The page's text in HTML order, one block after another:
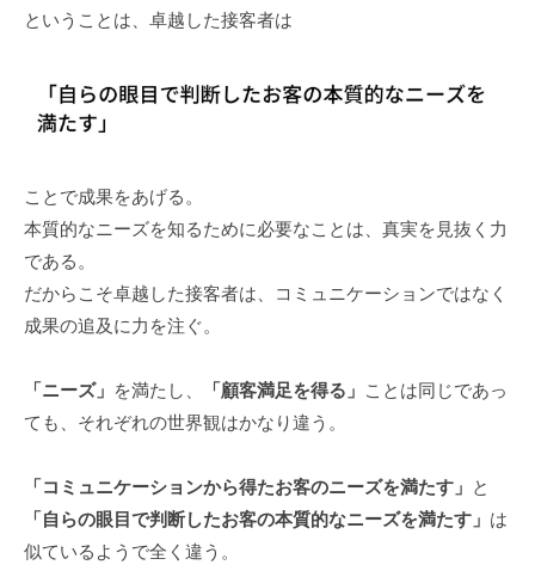
ということは、卓越した接客者は
ことで成果をあげる。
本質的なニーズを知るために必要なことは、真実を見抜く力
である。
だからこそ卓越した接客者は、コミュニケーションではなく
成果の追及に力を注ぐ。
「ニーズ」 を満たし、 「顧客満足を得る」 ことは同じであっ
ても、それぞれの世界観はかなり違う。
「コミュニケーションから得たお客のニーズを満たす」 と
「自らの眼目で判断したお客の本質的なニーズを満たす」 は
似ているようで全く違う。